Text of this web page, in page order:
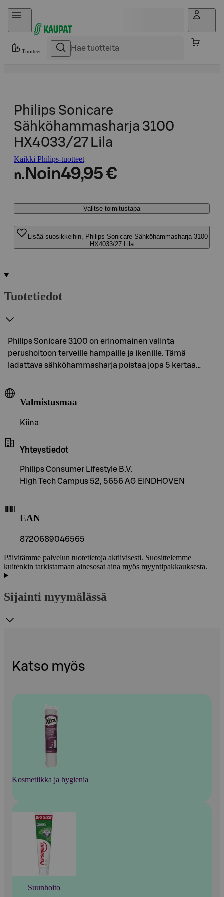
Hyppää sisältöön
Tuotteet
Philips Sonicare
Sähköhammasharja 3100
HX4033/27 Lila
Kaikki Philips-tuotteet
n. Noin49,95 €
Valitse toimitustapa
Lisää suosikkeihin, Philips Sonicare Sähköhammasharja 3100
HX4033/27 Lila
Tuotetiedot
Philips Sonicare 3100 on erinomainen valinta
perushoitoon terveille hampaille ja ikenille. Tämä
ladattava sähköhammasharja poistaa jopa 5 kertaa…
Valmistusmaa
Kiina
Yhteystiedot
Philips Consumer Lifestyle B.V.
High Tech Campus 52, 5656 AG EINDHOVEN
EAN
8720689046565
Päivitämme palvelun tuotetietoja aktiivisesti. Suosittelemme
kuitenkin tarkistamaan ainesosat aina myös myyntipakkauksesta.
Sijainti myymälässä
Katso myös
Kosmetiikka ja hygienia
Suunhoito